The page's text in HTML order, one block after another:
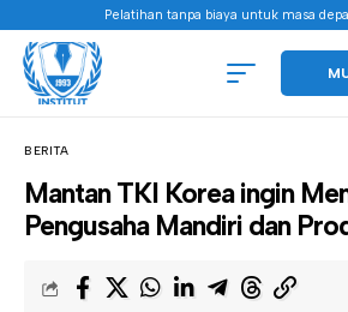
Pelatihan tanpa biaya untuk masa
BERITA
Mantan TKI Korea ingin
Pengusaha Mandiri dan